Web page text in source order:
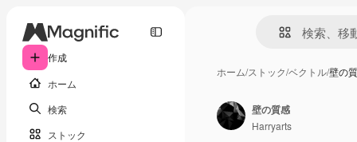
作成
ホーム
検索
ストック
ホーム/ストック/ベクトル/壁の
壁の質感
Harryarts